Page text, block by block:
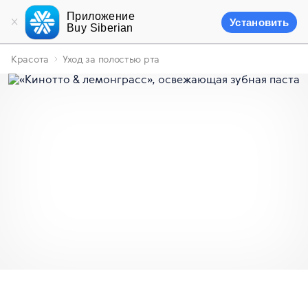
Приложение
Buy Siberian
Установить
Красота Уход за полостью рта